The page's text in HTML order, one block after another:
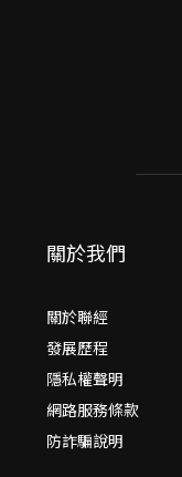
關於我們
關於聯經
發展歷程
隱私權聲明
網路服務條款
防詐騙說明